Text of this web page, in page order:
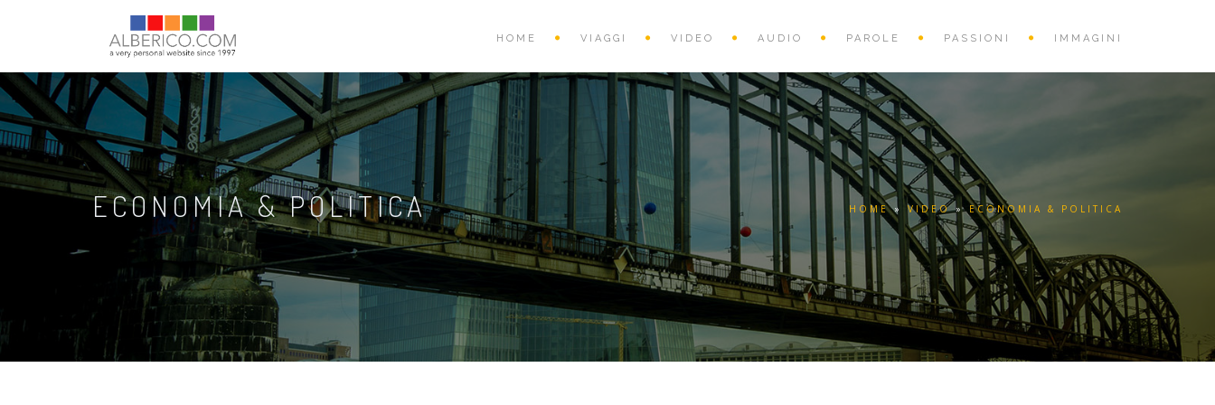
HOME VIAGGI VIDEO AUDIO PAROLE PASSIONI IMMAGINI
ECONOMIA & POLITICA HOME» VIDEO» ECONOMIA & POLITICA